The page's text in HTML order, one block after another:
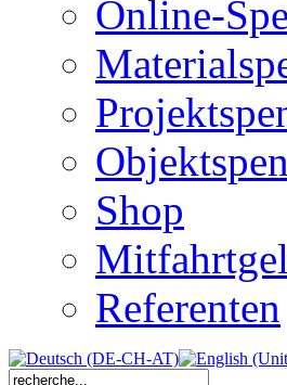
Online-
Shop
Referenten